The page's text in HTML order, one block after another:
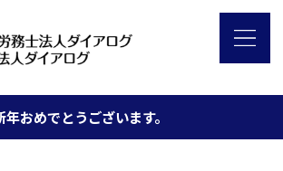
年おめでとうございます。